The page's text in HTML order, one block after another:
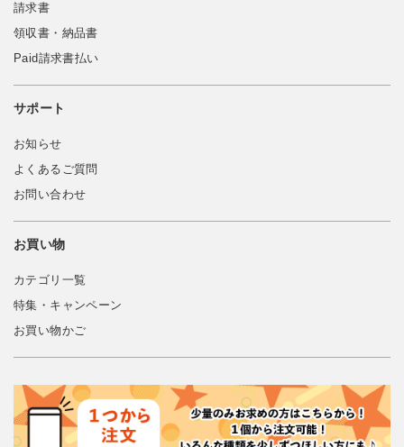
請求書
領収書・納品書
Paid請求書払い
サポート
お知らせ
よくあるご質問
お問い合わせ
お買い物
カテゴリ一覧
特集・キャンペーン
お買い物かご